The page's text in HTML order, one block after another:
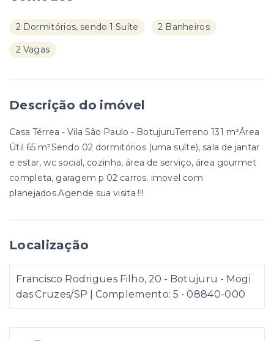
2 Dormitórios, sendo 1 Suíte 2 Banheiros
2 Vagas
Descrição do imóvel
Casa Térrea - Vila São Paulo - BotujuruTerreno 131 m²Área
Útil 65 m²Sendo 02 dormitórios (uma suíte), sala de jantar
e estar, wc social, cozinha, área de serviço, área gourmet
completa, garagem p 02 carros. imovel com
planejados.Agende sua visita !!!
Localização
Francisco Rodrigues Filho, 20 - Botujuru - Mogi
das Cruzes/SP | Complemento: 5 - 08840-000